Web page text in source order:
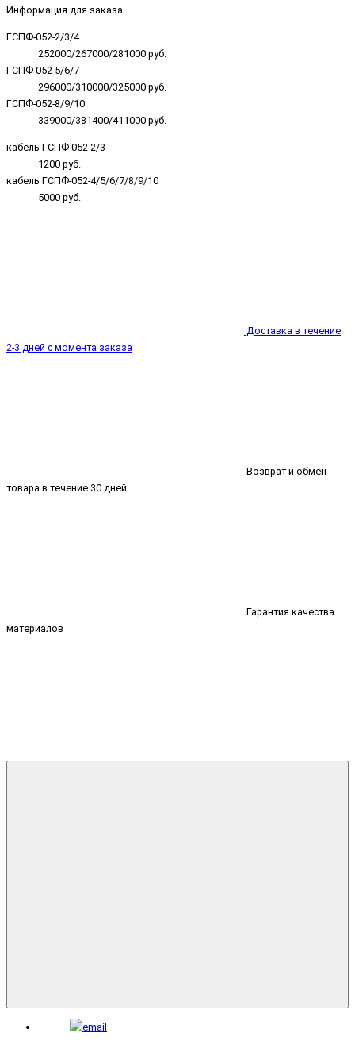
Информация для заказа
ГСПФ-052-2/3/4
252000/267000/281000 руб.
ГСПФ-052-5/6/7
296000/310000/325000 руб.
ГСПФ-052-8/9/10
339000/381400/411000 руб.
кабель ГСПФ-052-2/3
1200 руб.
кабель ГСПФ-052-4/5/6/7/8/9/10
5000 руб.
Доставка в течение
2-3 дней с момента заказа
Возврат и обмен
товара в течение 30 дней
Гарантия качества
материалов